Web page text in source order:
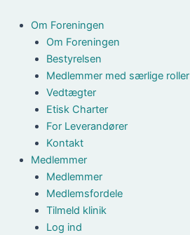
indholdet
Om Foreningen
Om Foreningen
Bestyrelsen
Medlemmer med særlige roller
Vedtægter
Etisk Charter
For Leverandører
Kontakt
Medlemmer
Medlemmer
Medlemsfordele
Tilmeld klinik
Log ind